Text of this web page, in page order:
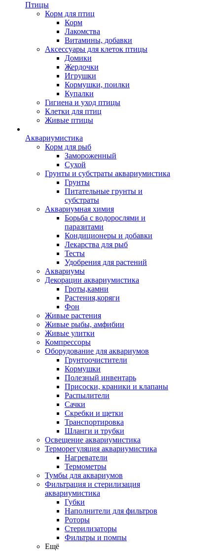
Птицы
Корм для птиц
Корм
Лакомства
Витамины, добавки
Аксессуары для клеток птицы
Домики
Жердочки
Игрушки
Кормушки, поилки
Купалки
Гигиена и уход птицы
Клетки для птиц
Живые птицы
Аквариумистика
Корм для рыб
Замороженный
Сухой
Грунты и субстраты аквариумистика
Грунты
Питательные грунты и
субстраты
Аквариумная химия
Борьба с водорослями и
паразитами
Кондиционеры и добавки
Лекарства для рыб
Тесты
Удобрения для растений
Аквариумы
Декорации аквариумистика
Гроты,камни
Растения,коряги
Фон
Живые растения
Живые рыбы, амфибии
Живые улитки
Компрессоры
Оборудование для аквариумов
Грунтоочистители
Кормушки
Полезный инвентарь
Присоски, краники и клапаны
Распылители
Сачки
Скребки и щетки
Транспортировка
Шланги и трубки
Освещение аквариумистика
Терморегуляция аквариумистика
Нагреватели
Термометры
Тумбы для аквариумов
Фильтрация и стерилизация
аквариумистика
Губки
Наполнители для фильтров
Роторы
Стерилизаторы
Фильтры и помпы
Ещё